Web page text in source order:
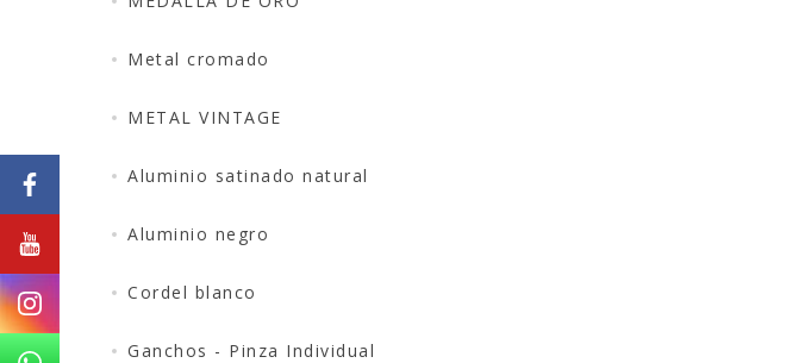
Metal cromado
METAL VINTAGE
Aluminio satinado natural
Aluminio negro
Cordel blanco
Ganchos - Pinza Individual